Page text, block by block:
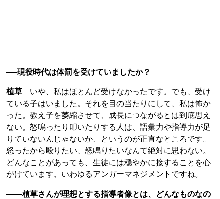
──現役時代は体罰を受けていましたか？
植草 いや、私はほとんど受けなかったです。でも、受け
ている子はいました。それを目の当たりにして、私は怖か
った。教え子を萎縮させて、成長につながるとは到底思え
ない。怒鳴ったり叩いたりする人は、語彙力や指導力が足
りていないんじゃないか、というのが正直なところです。
怒ったから殴りたい、怒鳴りたいなんて絶対に思わない。
どんなことがあっても、生徒には穏やかに接することを心
がけています。いわゆるアンガーマネジメントですね。
――植草さんが理想とする指導者像とは、どんなものなの